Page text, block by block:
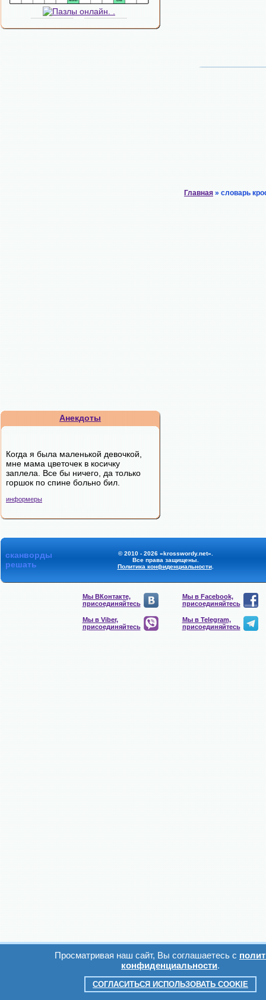
Анекдоты
Когда я была маленькой девочкой,
мне мама цветочек в косичку
заплела. Все бы ничего, да только
горшок по спине больно бил.
информеры
Главная » словарь
сканворды
решать
© 2010 - 2026 «krosswordy.net».
Все права защищены.
Политика конфиденциальности.
Мы ВКонтакте,
присоединяйтесь
Мы в Facebook,
присоединяйтесь
Мы в Viber,
присоединяйтесь
Мы в Telegram,
присоединяйтесь
Просматривая наш сайт, Вы соглашаетесь с
конфиденциальности.
СОГЛАСИТЬСЯ ИСПОЛЬЗОВАТЬ COOKIE